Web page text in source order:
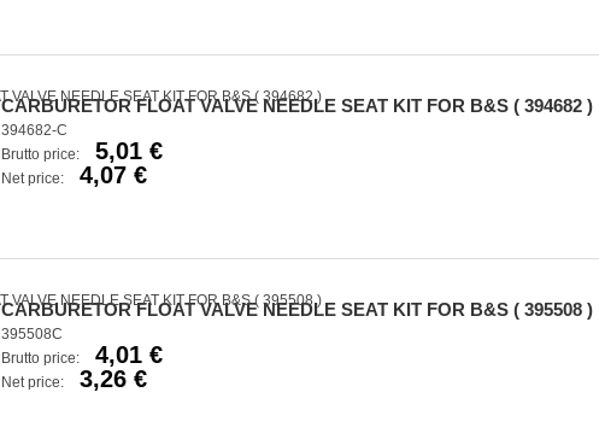
CARBURETOR FLOAT VALVE NEEDLE SEAT KIT FOR B&S ( 394682 )
394682-C
Brutto price:
5,01 €
Net price: 4,07 €
CARBURETOR FLOAT VALVE NEEDLE SEAT KIT FOR B&S ( 395508 )
395508C
Brutto price:
4,01 €
Net price: 3,26 €